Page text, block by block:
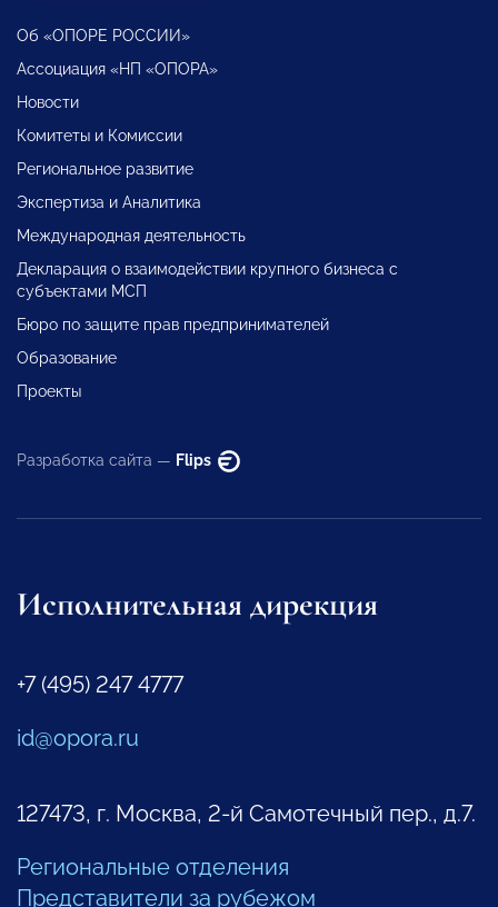
Об «ОПОРЕ РОССИИ»
Ассоциация «НП «ОПОРА»
Новости
Комитеты и Комиссии
Региональное развитие
Экспертиза и Аналитика
Международная деятельность
Декларация о взаимодействии крупного бизнеса с
субъектами МСП
Бюро по защите прав предпринимателей
Образование
Проекты
Разработка сайта — Flips
Исполнительная дирекция
+7 (495) 247 4777
id@opora.ru
127473, г. Москва, 2-й Самотечный пер., д.7.
Региональные отделения
Представители за рубежом